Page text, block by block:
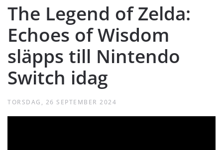
The Legend of Zelda:
Echoes of Wisdom
släpps till Nintendo
Switch idag
TORSDAG, 26 SEPTEMBER 2024